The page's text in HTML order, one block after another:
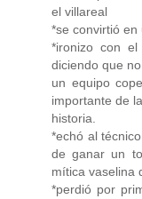
el villareal
*se convirtió
*ironizo con
diciendo que
un equipo
importante de la
historia.
*echó al
de ganar un
mítica vaselina
*perdió por